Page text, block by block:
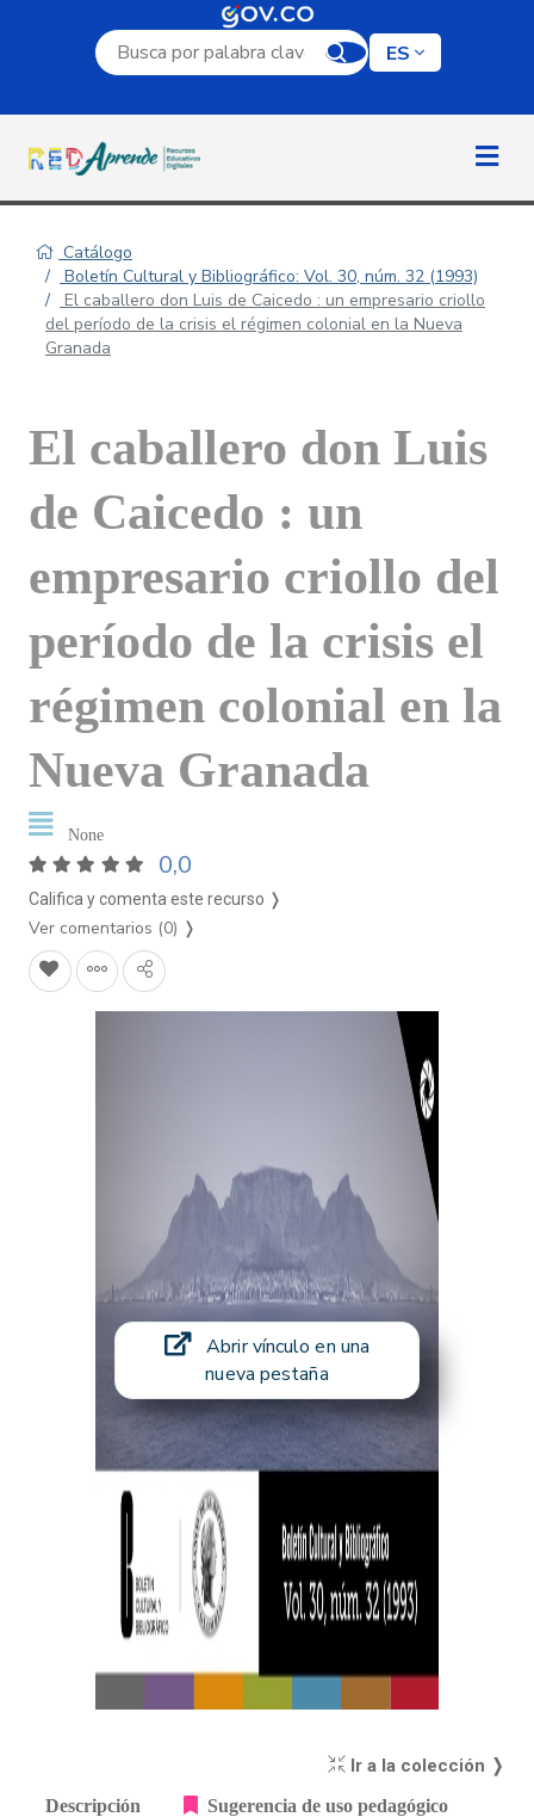
Campo de búsqueda por palabra clave
ES
Catálogo
Boletín Cultural y Bibliográfico: Vol. 30, núm. 32 (1993)
El caballero don Luis de Caicedo : un empresario criollo
del período de la crisis el régimen colonial en la Nueva
Granada
El caballero don Luis
de Caicedo : un
empresario criollo del
período de la crisis el
régimen colonial en la
Nueva Granada
None
0,0
Califica y comenta este recurso ❭
Ver comentarios (0) ❭
Abrir vínculo en una
nueva pestaña
Ir a la colección ❭
Descripción Sugerencia de uso pedagógico